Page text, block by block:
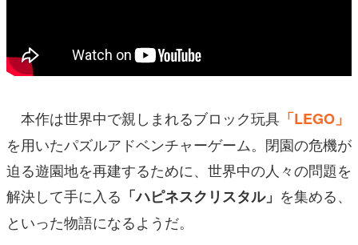
本作は世界中で親しまれるブロック玩具 「LEGO」
を用いたパズルアドベンチャーゲーム。閉園の危機が
迫る遊園地を再建するために、世界中の人々の問題を
解決して手に入る 「ハピネスクリスタル」 を集める、
といった物語になるようだ。